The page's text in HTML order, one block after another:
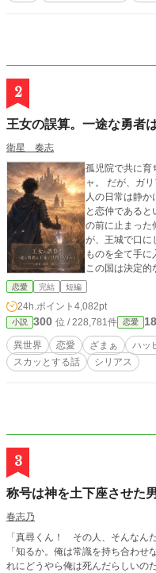
2
王女の誤算。一途な勇者
衛星 奏志
孤児院で共に育
ャ。 だが、ガ
人の日常は静
と恋仲である
の前に止まっ
が、王城で口に
ものを全て手に
恋愛 完結 短編
24h.ポイント 4,082pt
小説 300 位 / 228,781件 恋愛
異世界 恋愛 ざまぁ ハッ
スカッとする話
シリアス
3
称号は神を土下座させた男
春志乃
「真尋くん！ その人、そんなん
「知るか。俺は常識を持ち合わ
れにどうやら俺は死んだらしいの